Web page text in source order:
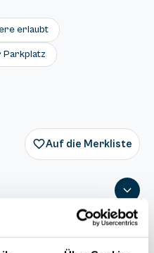
erlaubt
Parkplatz
Auf die Merkliste